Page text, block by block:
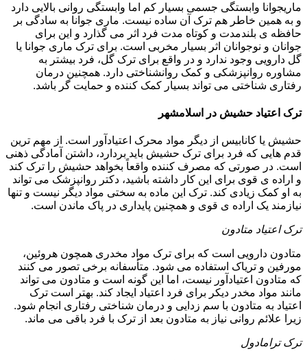
ماریجوانا وابستگی جسمی بسیار کم اما وابستگی روانی بالایی دارد
و به همین خاطر هم ترک آن ساده نیست. ماری جوانا به سادگی بر
حافظه ی بلندمدت و کوتاه مدت فرد اثر می گذارد و این برای
جوانان و نوجوانان اثر بسیار مخربی است. برای ترک ماری جوانا یا
گل دارویی وجود ندارد و در واقع برای ترک گل، فرد بیشتر به
مشاوره روانپزشکی و کمک روانشناختی دارد. همچنین درمان
رفتاری شناختی می تواند بسیار کمک کننده و حمایت گر باشد.
ترک اعتیاد حشیش در اسلامشهر
حشیش یا کانابیس از دیگر مواد محرک اعتیادآور است. از مهم ترین
قدم هایی که فرد برای ترک حشیش باید بردارد، داشتن آمادگی ذهنی
است. در صورتی که مصرف کننده واقعاً بخواهد حشیش را ترک کند
و اراده ی قوی برای این کار داشته باشید، دکتر روانپزشک می تواند
به او کمک زیادی کند. ترک این ماده به سختی مواد دیگر نیست و تنها
نیازمند یک اراده ی قوی و همچنین پایداری در پاک ماندن است.
ترک اعتیاد متادون
متادون دارویی است که برای ترک مواد مخدری همچون هروئین،
مورفین و تریاک استفاده می شود. متأسفانه برخی تصور می کنند
که متادون اعتیادآور نیست، اما این گونه است و متادون می تواند
مانند مواد مخدر دیکر برای فرد اعتیاد ایجاد کند. بهتر است ترک
اعتیاد به متادون با سم زدایی و درمان شناختی رفتاری انجام شود.
زیرا علائم روانی نیاز به متادون بعد از ترک با فرد باقی می ماند.
ترک ترامادول